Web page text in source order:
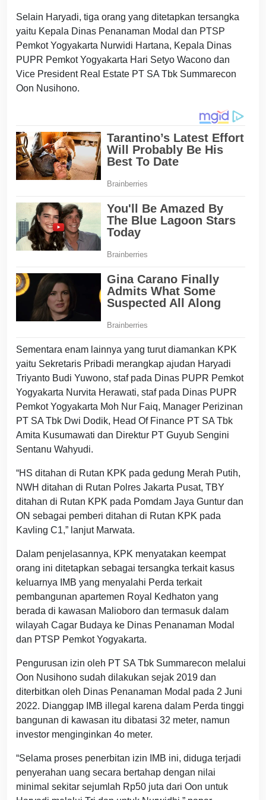
Selain Haryadi, tiga orang yang ditetapkan tersangka
yaitu Kepala Dinas Penanaman Modal dan PTSP
Pemkot Yogyakarta Nurwidi Hartana, Kepala Dinas
PUPR Pemkot Yogyakarta Hari Setyo Wacono dan
Vice President Real Estate PT SA Tbk Summarecon
Oon Nusihono.
Sementara enam lainnya yang turut diamankan KPK
yaitu Sekretaris Pribadi merangkap ajudan Haryadi
Triyanto Budi Yuwono, staf pada Dinas PUPR Pemkot
Yogyakarta Nurvita Herawati, staf pada Dinas PUPR
Pemkot Yogyakarta Moh Nur Faiq, Manager Perizinan
PT SA Tbk Dwi Dodik, Head Of Finance PT SA Tbk
Amita Kusumawati dan Direktur PT Guyub Sengini
Sentanu Wahyudi.
“HS ditahan di Rutan KPK pada gedung Merah Putih,
NWH ditahan di Rutan Polres Jakarta Pusat, TBY
ditahan di Rutan KPK pada Pomdam Jaya Guntur dan
ON sebagai pemberi ditahan di Rutan KPK pada
Kavling C1,” lanjut Marwata.
Dalam penjelasannya, KPK menyatakan keempat
orang ini ditetapkan sebagai tersangka terkait kasus
keluarnya IMB yang menyalahi Perda terkait
pembangunan apartemen Royal Kedhaton yang
berada di kawasan Malioboro dan termasuk dalam
wilayah Cagar Budaya ke Dinas Penanaman Modal
dan PTSP Pemkot Yogyakarta.
Pengurusan izin oleh PT SA Tbk Summarecon melalui
Oon Nusihono sudah dilakukan sejak 2019 dan
diterbitkan oleh Dinas Penanaman Modal pada 2 Juni
2022. Dianggap IMB illegal karena dalam Perda tinggi
bangunan di kawasan itu dibatasi 32 meter, namun
investor menginginkan 4o meter.
“Selama proses penerbitan izin IMB ini, diduga terjadi
penyerahan uang secara bertahap dengan nilai
minimal sekitar sejumlah Rp50 juta dari Oon untuk